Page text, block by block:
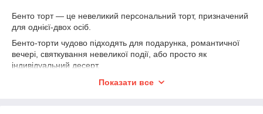
Бенто торт — це невеликий персональний торт, призначений
для однієї-двох осіб.
Бенто-торти чудово підходять для подарунка, романтичної
вечері, святкування невеликої події, або просто як
індивідуальний десерт.
Декор зазвичай простий та милий, що дозволяє зробити торт
Показати все